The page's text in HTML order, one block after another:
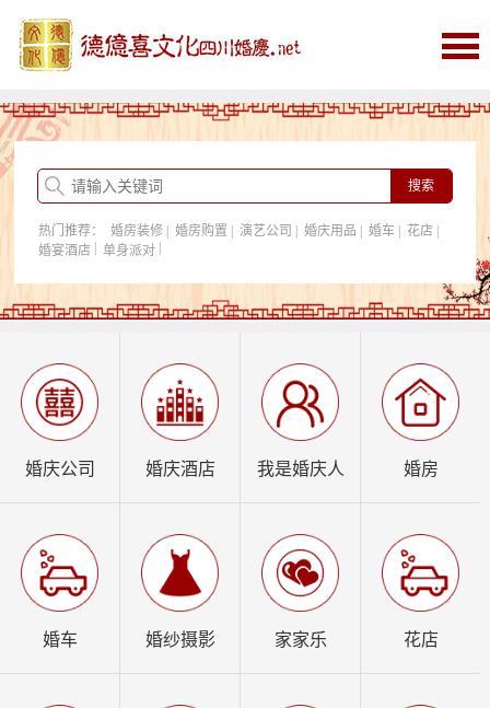
首页
婚庆
婚庆酒店
婚房购置
我是婚庆人
热门推荐： 婚房装修| 婚房购置 演艺公司 婚庆用品 婚车| 花店|
婚宴酒店| 单身派对|
婚庆公司 婚庆酒店 我是婚庆人 婚房
婚车 婚纱摄影 家家乐 花店